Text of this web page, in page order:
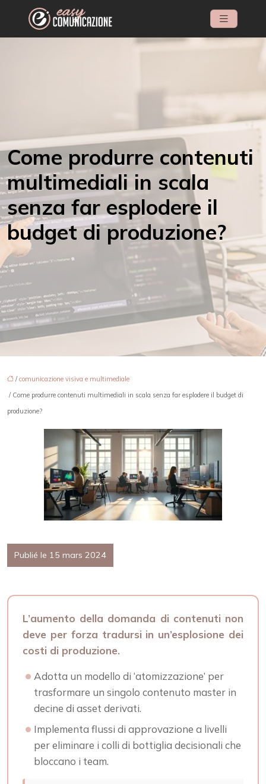
Come produrre contenuti
multimediali in scala
senza far esplodere il
budget di produzione?
/comunicazione visiva e multimediale
/ Come produrre contenuti multimediali in scala senza far esplodere il budget di
produzione?
Publié le 15 mars 2024
L’aumento della domanda di contenuti non
deve per forza tradursi in un’esplosione dei
costi di produzione.
Adotta un modello di ‘atomizzazione’ per
trasformare un singolo contenuto master in
decine di asset derivati.
Implementa flussi di approvazione a livelli
per eliminare i colli di bottiglia decisionali che
bloccano i team.